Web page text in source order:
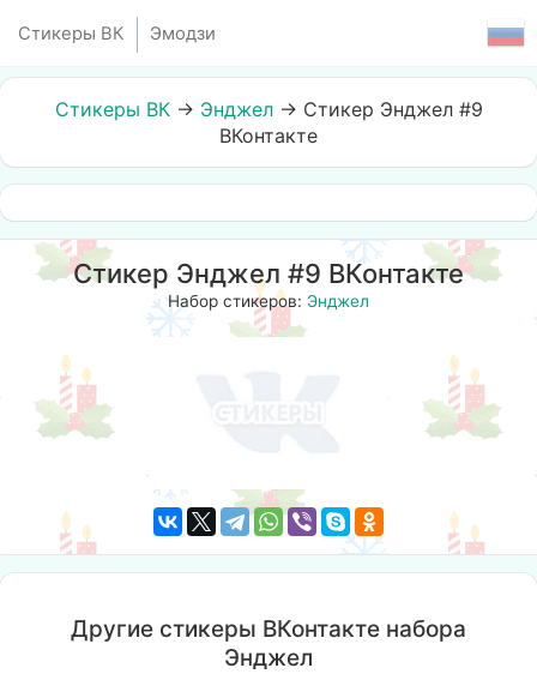
Стикеры ВК Эмодзи
Стикеры ВК→ Энджел→ Стикер Энджел #9
ВКонтакте
Стикер Энджел #9 ВКонтакте
Набор стикеров: Энджел
Другие стикеры ВКонтакте набора
Энджел